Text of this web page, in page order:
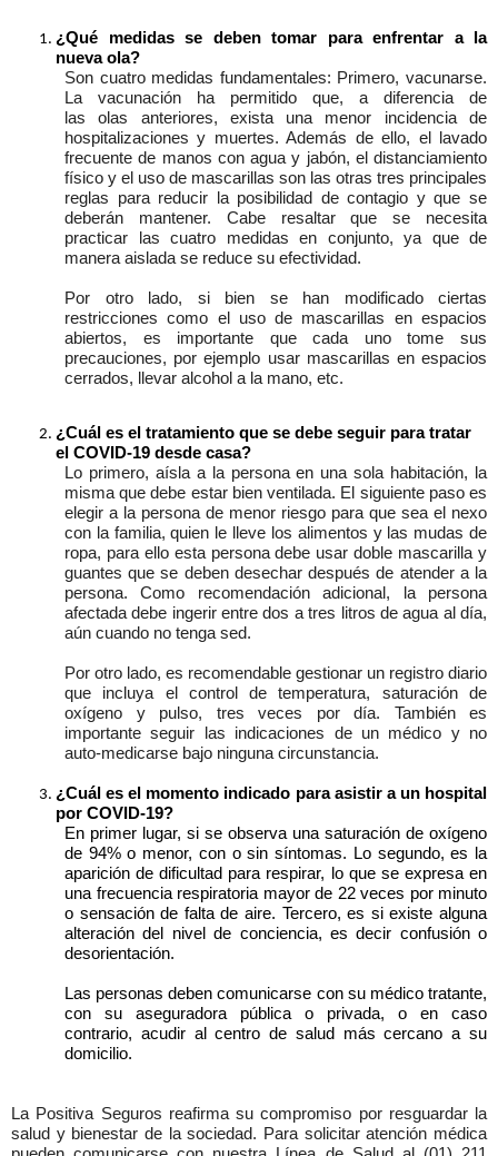
¿Qué medidas se deben tomar para enfrentar a la
nueva ola?
Son cuatromedidas fundamentales: Primero, vacunarse.
La vacunación ha permitido que, a diferencia de
lasolas anteriores, exista una menor incidencia de
hospitalizaciones y muertes. Además de ello, el lavado
frecuente de manos con agua y jabón, el distanciamiento
físico y el uso de mascarillas son las otras tres principales
reglas para reducir la posibilidad de contagio y que se
deberán mantener. Cabe resaltar que se necesita
practicar las cuatro medidas en conjunto, ya que de
manera aislada se reduce su efectividad.
Por otro lado, si bien se han modificado ciertas
restricciones como el uso de mascarillas en espacios
abiertos, es importante que cada uno tome sus
precauciones, por ejemplo usar mascarillas en espacios
cerrados, llevar alcohol a la mano, etc.
¿Cuál es el tratamiento que se debe seguir para tratar
el COVID-19 desde casa?
Lo primero, aísla a la persona en una sola habitación, la
misma que debe estar bien ventilada. El siguiente paso es
elegir a la persona de menor riesgo para que sea el nexo
con la familia, quien le lleve los alimentos y las mudas de
ropa, para ello esta persona debe usar doble mascarilla y
guantes que se deben desechar después de atender a la
persona. Como recomendación adicional, la persona
afectada debe ingerir entre dos a tres litros de agua al día,
aún cuando no tenga sed.
Por otro lado, es recomendable gestionar un registro diario
que incluya el control de temperatura, saturación de
oxígeno y pulso, tres veces por día. También es
importante seguir las indicaciones de un médico y no
auto-medicarse bajo ninguna circunstancia.
¿Cuál es el momento indicado para asistir a un hospital
por COVID-19?
En primer lugar, si se observa una saturación de oxígeno
de 94% o menor, con o sin síntomas. Lo segundo, es la
aparición de dificultad para respirar, lo que se expresa en
una frecuencia respiratoria mayor de 22 veces por minuto
o sensación de falta de aire. Tercero, es si existe alguna
alteración del nivel de conciencia, es decir confusión o
desorientación.
Las personas deben comunicarse con su médico tratante,
con su aseguradora pública o privada, o en caso
contrario, acudir al centro de salud más cercano a su
domicilio.
La Positiva Seguros reafirma su compromiso por resguardar la
salud y bienestar de la sociedad. Para solicitar atención médica